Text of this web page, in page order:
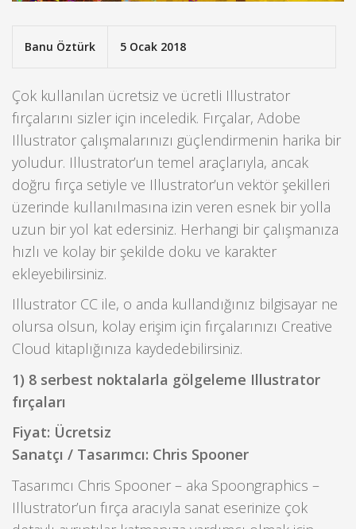
Banu Öztürk 5 Ocak 2018
Çok kullanılan ücretsiz ve ücretli Illustrator
fırçalarını sizler için inceledik. Fırçalar, Adobe
Illustrator çalışmalarınızı güçlendirmenin harika bir
yoludur. Illustrator’un temel araçlarıyla, ancak
doğru fırça setiyle ve Illustrator’un vektör şekilleri
üzerinde kullanılmasına izin veren esnek bir yolla
uzun bir yol kat edersiniz. Herhangi bir çalışmanıza
hızlı ve kolay bir şekilde doku ve karakter
ekleyebilirsiniz.
Illustrator CC ile, o anda kullandığınız bilgisayar ne
olursa olsun, kolay erişim için fırçalarınızı Creative
Cloud kitaplığınıza kaydedebilirsiniz.
1) 8 serbest noktalarla gölgeleme Illustrator
fırçaları
Fiyat: Ücretsiz
Sanatçı / Tasarımcı: Chris Spooner
Tasarımcı Chris Spooner – aka Spoongraphics –
Illustrator’un fırça aracıyla sanat eserinize çok